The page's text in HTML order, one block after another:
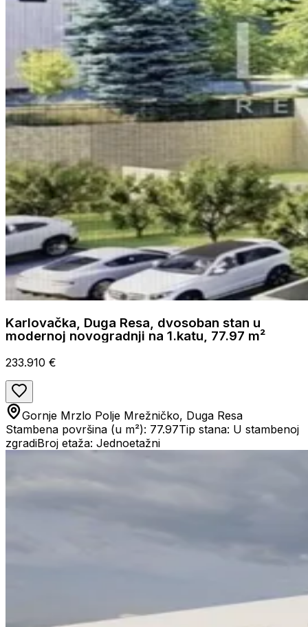
Karlovačka, Duga Resa, dvosoban stan u
modernoj novogradnji na 1.katu, 77.97 m²
233.910 €
Gornje Mrzlo Polje Mrežničko, Duga Resa
Stambena površina (u m²): 77.97Tip stana: U stambenoj
zgradiBroj etaža: Jednoetažni